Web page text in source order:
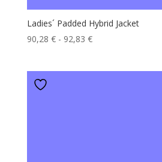
Ladies´ Padded Hybrid Jacket
90,28 € - 92,83 €Fascia